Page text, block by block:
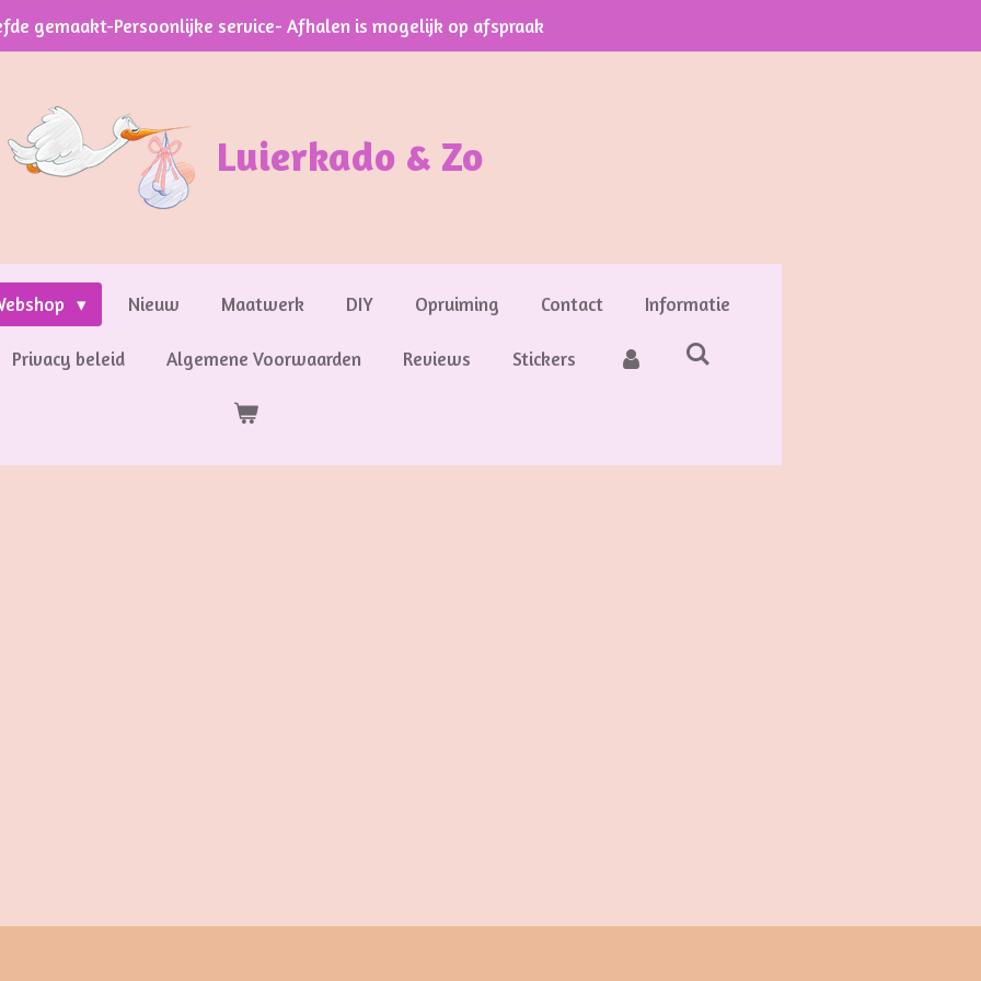
gemaakt-Persoonlijke service- Afhalen is mogelijk op afspraak
Luierkado & Zo
Nieuw Maatwerk DIY Opruiming Contact Informatie
Privacy beleid Algemene Voorwaarden Reviews Stickers